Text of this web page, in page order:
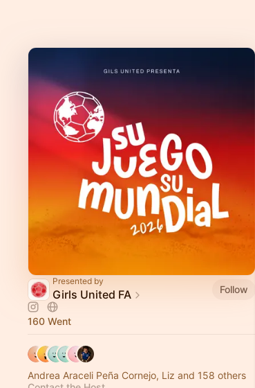
Presented by
Girls United FA Follow
160 Went
Andrea Araceli Peña Cornejo, Liz and 158 others